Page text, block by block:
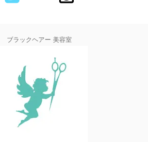
ブラックヘアー 美容室